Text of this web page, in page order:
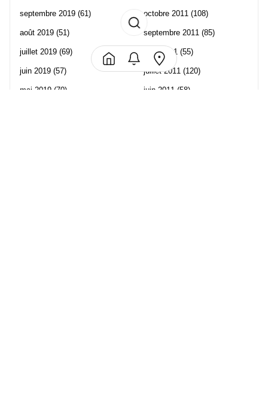
septembre 2019 (61)
août 2019 (51)
juillet 2019 (69)
juin 2019 (57)
mai 2019 (70)
octobre 2011 (108)
septembre 2011 (85)
août 2011 (55)
juillet 2011 (120)
juin 2011 (58)